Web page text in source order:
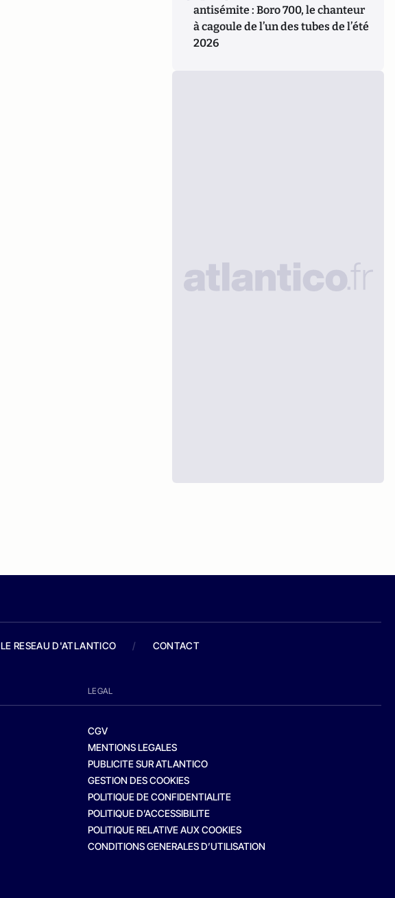
antisémite : Boro 700, le chanteur
à cagoule de l’un des tubes de l’été
2026
LE RESEAU D'ATLANTICO / CONTACT
LEGAL
CGV
MENTIONS LEGALES
PUBLICITE SUR ATLANTICO
GESTION DES COOKIES
POLITIQUE DE CONFIDENTIALITE
POLITIQUE D’ACCESSIBILITE
POLITIQUE RELATIVE AUX COOKIES
CONDITIONS GENERALES D’UTILISATION